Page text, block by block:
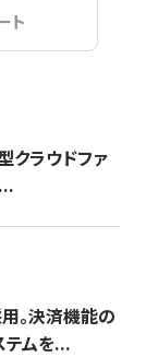
ト
クラウドファ
。決済機能の
テムを...